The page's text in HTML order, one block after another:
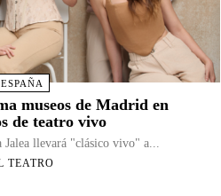
ESPAÑA
museos de Madrid en
de teatro vivo
llevará "clásico vivo" a...
TEATRO